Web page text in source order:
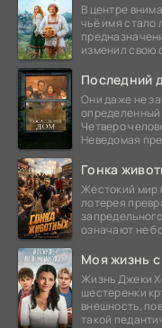
В центре
чьё имя стало
изменил свою
Последний
Они даже не
определенный
Четверо
Неведомая
Гонка
Жестокий мир
лотерея
означают не
Моя жизнь
Жизнь Джеки
шестеренки
внешность,
такой